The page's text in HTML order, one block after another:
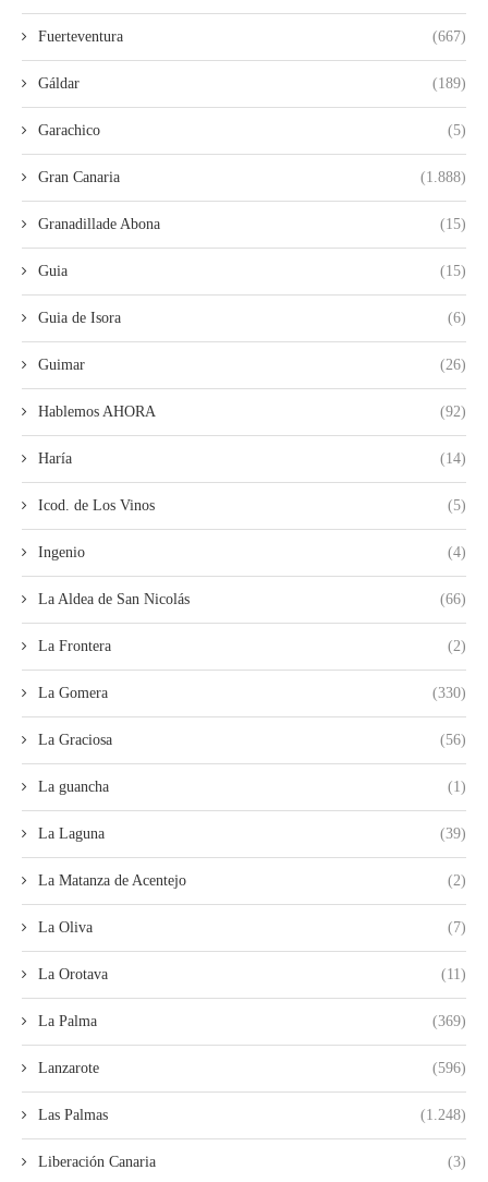
Fuerteventura (667)
Gáldar (189)
Garachico (5)
Gran Canaria (1.888)
Granadillade Abona (15)
Guia (15)
Guia de Isora (6)
Guimar (26)
Hablemos AHORA (92)
Haría (14)
Icod. de Los Vinos (5)
Ingenio (4)
La Aldea de San Nicolás (66)
La Frontera (2)
La Gomera (330)
La Graciosa (56)
La guancha (1)
La Laguna (39)
La Matanza de Acentejo (2)
La Oliva (7)
La Orotava (11)
La Palma (369)
Lanzarote (596)
Las Palmas (1.248)
Liberación Canaria (3)